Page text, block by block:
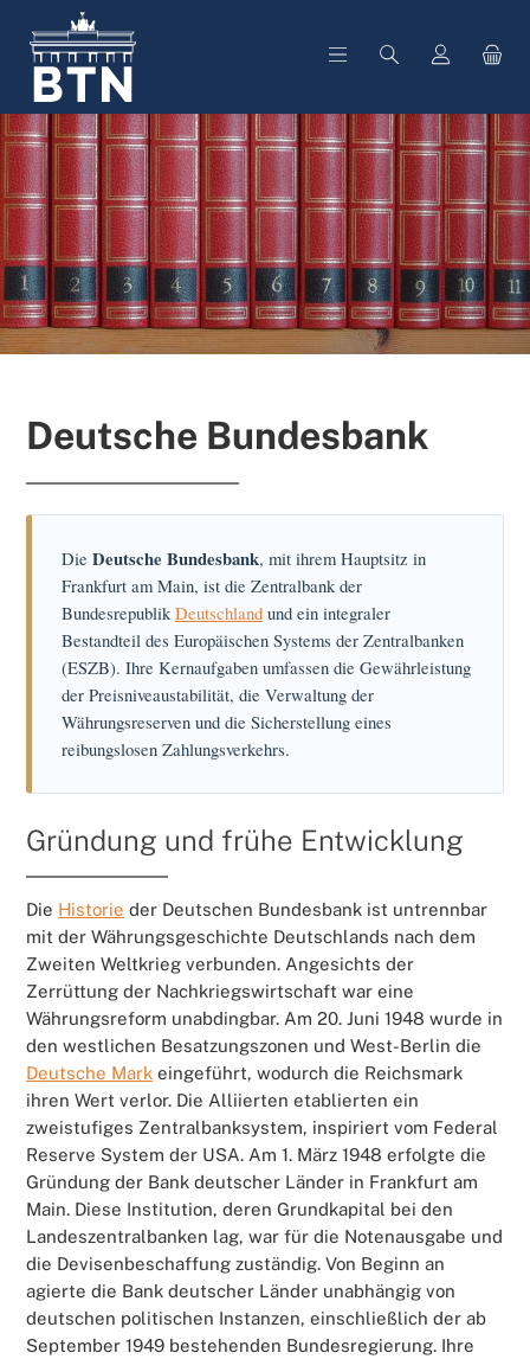
springen
Deutsche Bundesbank
Die Deutsche Bundesbank, mit ihrem Hauptsitz in
Frankfurt am Main, ist die Zentralbank der
Bundesrepublik Deutschland und ein integraler
Bestandteil des Europäischen Systems der Zentralbanken
(ESZB). Ihre Kernaufgaben umfassen die Gewährleistung
der Preisniveaustabilität, die Verwaltung der
Währungsreserven und die Sicherstellung eines
reibungslosen Zahlungsverkehrs.
Gründung und frühe Entwicklung
Die Historie der Deutschen Bundesbank ist untrennbar
mit der Währungsgeschichte Deutschlands nach dem
Zweiten Weltkrieg verbunden. Angesichts der
Zerrüttung der Nachkriegswirtschaft war eine
Währungsreform unabdingbar. Am 20. Juni 1948 wurde in
den westlichen Besatzungszonen und West-Berlin die
Deutsche Mark eingeführt, wodurch die Reichsmark
ihren Wert verlor. Die Alliierten etablierten ein
zweistufiges Zentralbanksystem, inspiriert vom Federal
Reserve System der USA. Am 1. März 1948 erfolgte die
Gründung der Bank deutscher Länder in Frankfurt am
Main. Diese Institution, deren Grundkapital bei den
Landeszentralbanken lag, war für die Notenausgabe und
die Devisenbeschaffung zuständig. Von Beginn an
agierte die Bank deutscher Länder unabhängig von
deutschen politischen Instanzen, einschließlich der ab
September 1949 bestehenden Bundesregierung. Ihre